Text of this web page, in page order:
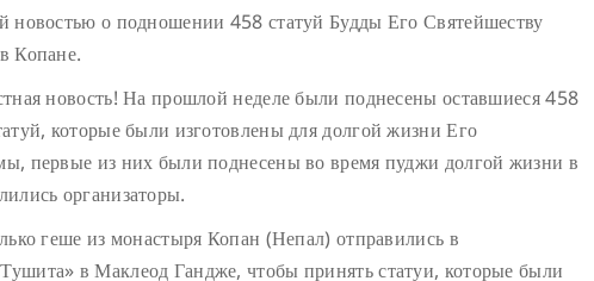
новостью о подношении 458 статуй Будды Его Святейшеству
Копане.
новость! На прошлой неделе были поднесены оставшиеся 458
которые были изготовлены для долгой жизни Его
первые из них были поднесены во время пуджи долгой жизни в
организаторы.
геше из монастыря Копан (Непал) отправились в
в Маклеод Гандже, чтобы принять статуи, которые были